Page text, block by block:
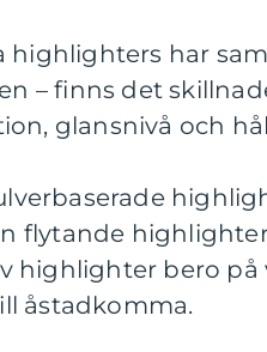
highlighters har
– finns det
glansnivå och
flytande
highlighter bero
åstadkomma.